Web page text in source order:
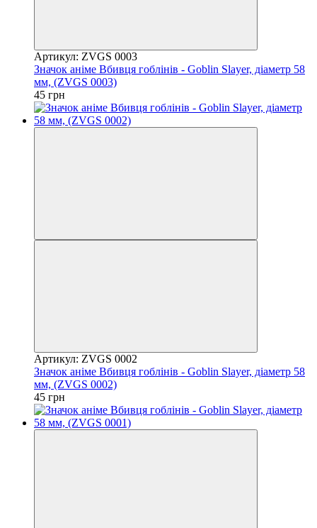
Артикул: ZVGS 0003
Значок аніме Вбивця гоблінів - Goblin Slayer, діаметр 58
мм, (ZVGS 0003)
45 грн
Артикул: ZVGS 0002
Значок аніме Вбивця гоблінів - Goblin Slayer, діаметр 58
мм, (ZVGS 0002)
45 грн